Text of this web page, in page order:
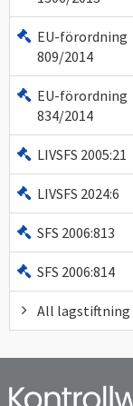
EU-förordning
809/2014
EU-förordning
834/2014
LIVSFS 2005:21
LIVSFS 2024:6
SFS 2006:813
SFS 2006:814
All lagstiftning